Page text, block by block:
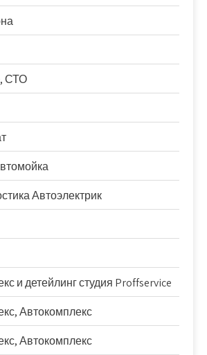
СТО
Автоэлектрик
и детейлинг студия Proffservice
Автокомплекс
Автокомплекс